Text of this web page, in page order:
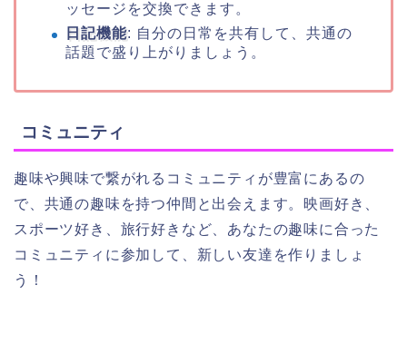
ッセージを交換できます。
日記機能: 自分の日常を共有して、共通の
話題で盛り上がりましょう。
コミュニティ
趣味や興味で繋がれるコミュニティが豊富にあるの
で、共通の趣味を持つ仲間と出会えます。映画好き、
スポーツ好き、旅行好きなど、あなたの趣味に合った
コミュニティに参加して、新しい友達を作りましょ
う！